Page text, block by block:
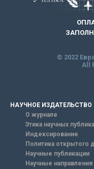
© 2022
All
НАУЧНОЕ ИЗДАТЕЛЬСТВО
О журнале
Этика научных
Индексирование
Политика открытого
Научные публикации
Научные направления